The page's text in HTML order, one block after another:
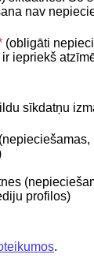
nav
(obligāti
iepriekš
sīkdatņu
profilos)
.
dienesta
Sekojiet